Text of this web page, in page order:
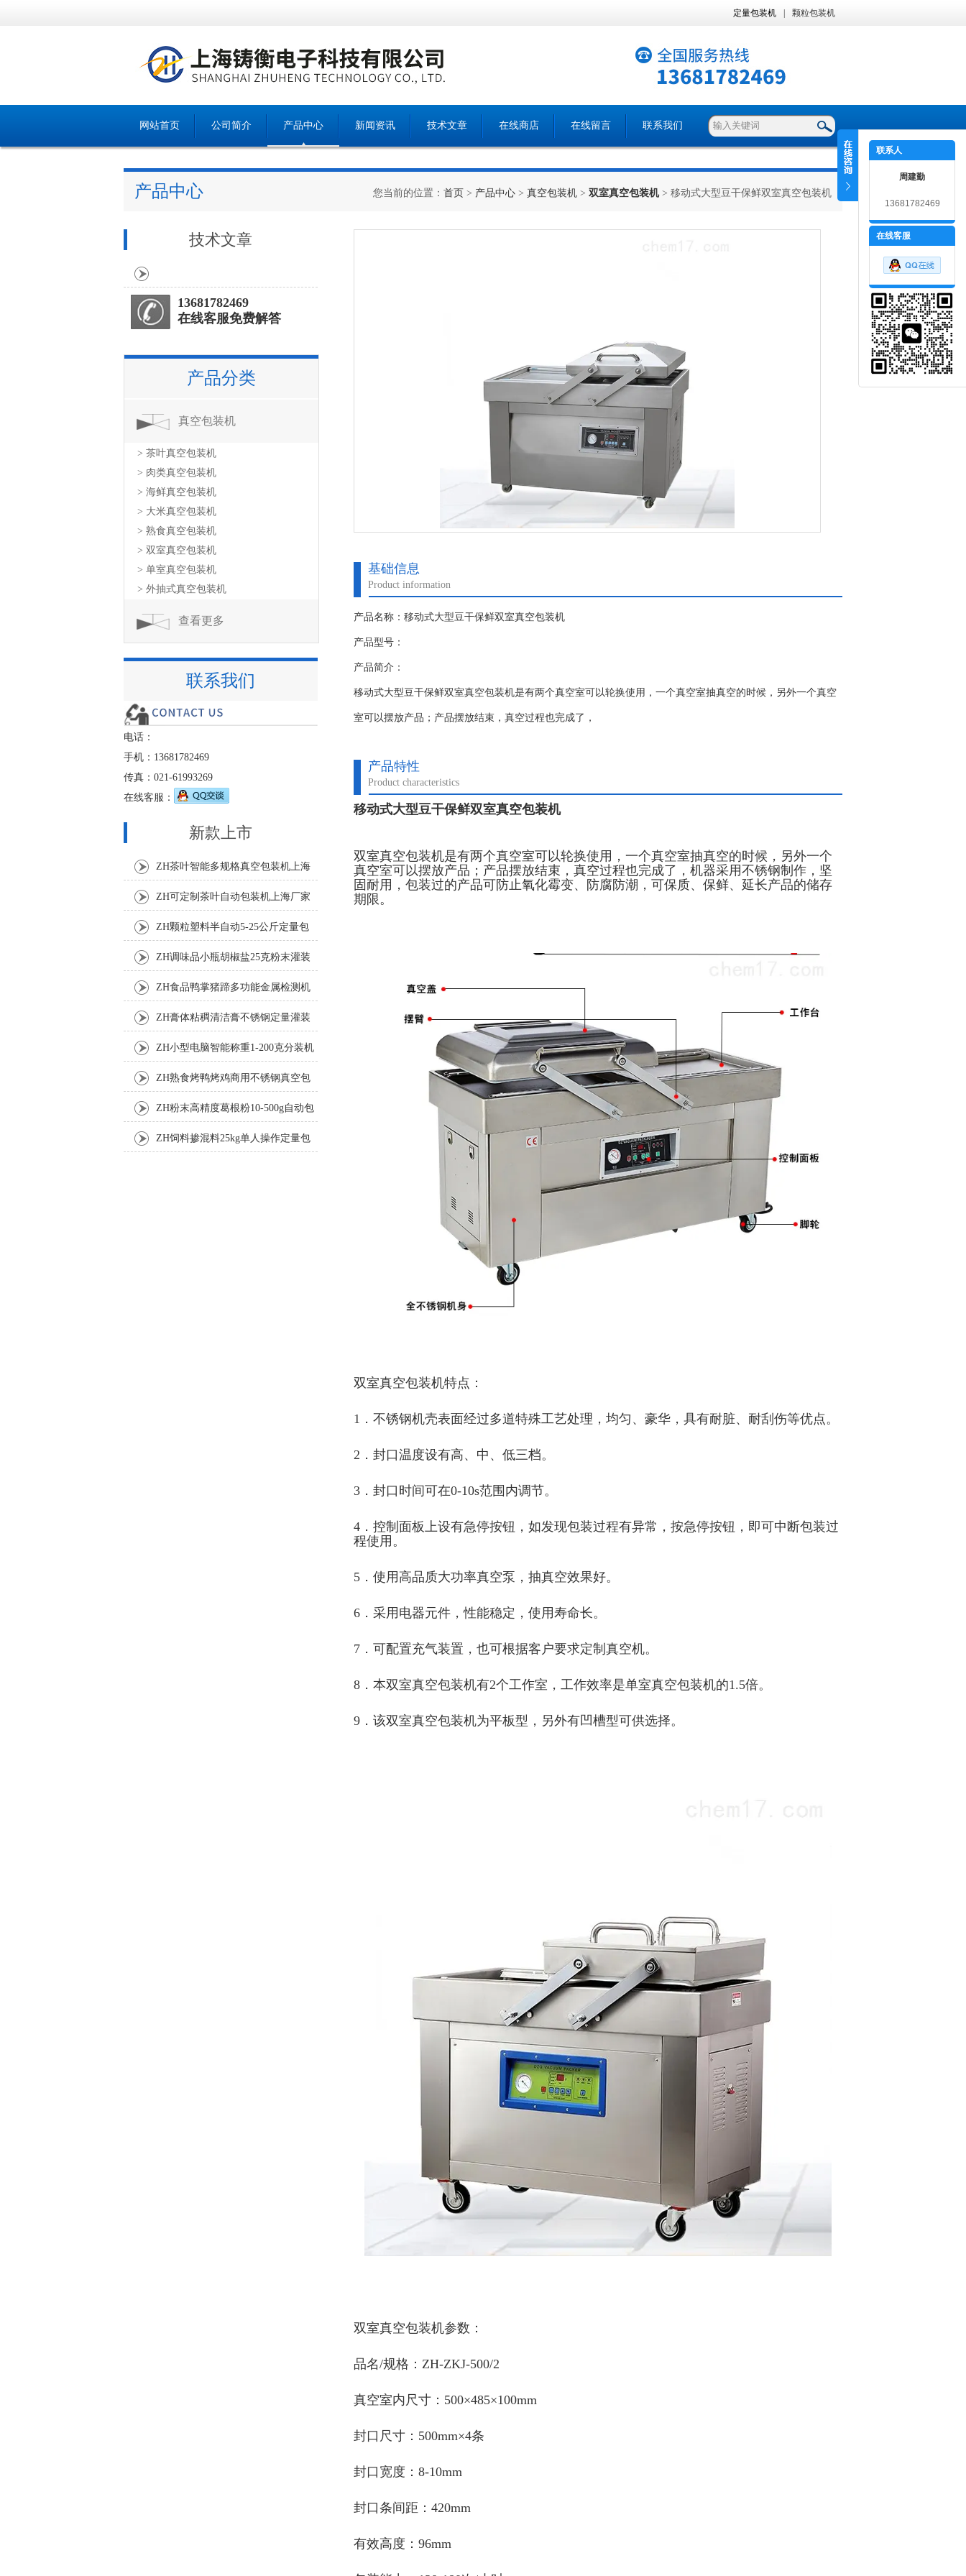
定量包装机 颗粒包装机
网站首页 公司简介 产品中心 新闻资讯 技术文章 在线商店 在线留言 联系我们
产品中心 您当前的位置： 首页 > 产品中心 > 真空包装机 > 双室真空包装机> 移动式大型豆干保鲜双室真空包装机
基础信息
Product information
产品名称：移动式大型豆干保鲜双室真空包装机
产品型号：
产品简介：
移动式大型豆干保鲜双室真空包装机是有两个真空室可以轮换使用，一个真空室抽真空的时候，另外一个真空
室可以摆放产品；产品摆放结束，真空过程也完成了，
产品特性
Product characteristics
移动式大型豆干保鲜双室真空包装机
双室真空包装机是有两个真空室可以轮换使用，一个真空室抽真空的时候，另外一个
真空室可以摆放产品；产品摆放结束，真空过程也完成了，机器采用不锈钢制作，坚
固耐用，包装过的产品可防止氧化霉变、防腐防潮，可保质、保鲜、延长产品的储存
期限。
双室真空包装机特点：
1．不锈钢机壳表面经过多道特殊工艺处理，均匀、豪华，具有耐脏、耐刮伤等优点。
2．封口温度设有高、中、低三档。
3．封口时间可在0-10s范围内调节。
4．控制面板上设有急停按钮，如发现包装过程有异常，按急停按钮，即可中断包装过
程使用。
5．使用高品质大功率真空泵，抽真空效果好。
6．采用 电器元件，性能稳定，使用寿命长。
7．可配置充气装置，也可根据客户要求定制真空机。
8．本双室真空包装机有2个工作室，工作效率是单室真空包装机的1.5倍。
9．该双室真空包装机为平板型，另外有凹槽型可供选择。
双室真空包装机参数：
品名/规格：ZH-ZKJ-500/2
真空室内尺寸：500×485×100mm
封口尺寸：500mm×4条
封口宽度：8-10mm
封口条间距：420mm
有效高度：96mm
技术文章
13681782469
在线客服免费解答
产品分类
真空包装机
> 茶叶真空包装机
> 肉类真空包装机
> 海鲜真空包装机
> 大米真空包装机
> 熟食真空包装机
> 双室真空包装机
> 单室真空包装机
> 外抽式真空包装机
查看更多
联系我们
电话：
手机：13681782469
传真：021-61993269
在线客服：
新款上市
ZH茶叶智能多规格真空包装机上海
厂家 ZH可定制茶叶自动包装机上海厂家
ZH颗粒塑料半自动5-25公斤定量包
装机 ZH调味品小瓶胡椒盐25克粉末灌装
ZH食品鸭掌猪蹄多功能金属检测机
ZH膏体粘稠清洁膏不锈钢定量灌装
机厂家 ZH小型电脑智能称重1-200克分装机
ZH熟食烤鸭烤鸡商用不锈钢真空包
装机 ZH粉末高精度葛根粉10-500g自动包
装机 ZH饲料掺混料25kg单人操作定量包
联系人
周建勤
13681782469
在线客服